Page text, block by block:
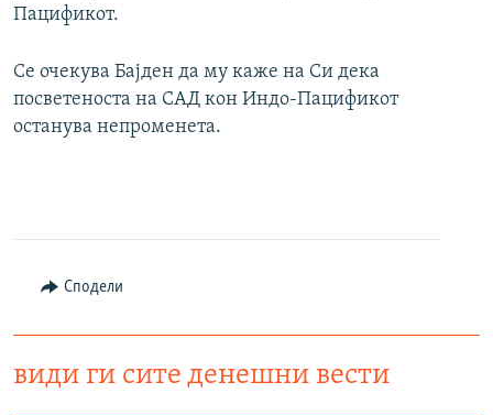
Пацификот.
Се очекува Бајден да му каже на Си дека
посветеноста на САД кон Индо-Пацификот
останува непроменета.
Сподели
види ги сите денешни вести